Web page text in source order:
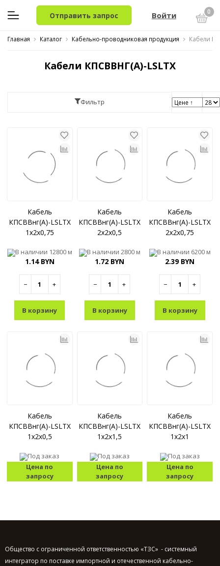
Отправить запрос Войти 0
Главная Каталог Кабельно-проводниковая продукция Кабели
Кабели КПСВВНГ(A)-LSLTX
Фильтр
Кабель
КПСВВнг(A)-LSLTX
1x2x0,75
В наличии 12800 м
1.14 BYN
− +
В корзину
Кабель
КПСВВнг(A)-LSLTX
2x2x0,5
В наличии 2800 м
1.72 BYN
− +
В корзину
Кабель
КПСВВнг(A)-LSLTX
2x2x0,75
В наличии 6200 м
2.39 BYN
− +
В корзину
Кабель
КПСВВнг(A)-LSLTX
1x2x0,5
Под заказ
Цена по
запросу
Кабель
КПСВВнг(A)-LSLTX
1x2x1,5
Под заказ
Цена по
запросу
Кабель
КПСВВнг(A)-LSLTX
1x2x1
Под заказ
Цена по
запросу
Общество с ограниченной ответственностью «ТЗС» - системный
интегратор по поставке импортной и отечественной кабельно-